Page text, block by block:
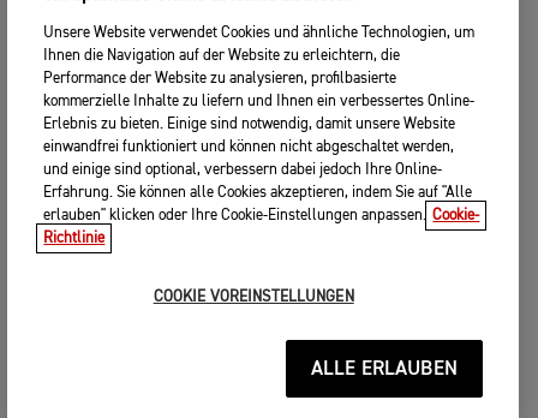
Unsere Website verwendet Cookies und ähnliche Technologien, um
Ihnen die Navigation auf der Website zu erleichtern, die
Performance der Website zu analysieren, profilbasierte
kommerzielle Inhalte zu liefern und Ihnen ein verbessertes Online-
Erlebnis zu bieten. Einige sind notwendig, damit unsere Website
einwandfrei funktioniert und können nicht abgeschaltet werden,
und einige sind optional, verbessern dabei jedoch Ihre Online-
Erfahrung. Sie können alle Cookies akzeptieren, indem Sie auf "Alle
erlauben" klicken oder Ihre Cookie-Einstellungen anpassen. Cookie-
Richtlinie
COOKIE VOREINSTELLUNGEN
ALLE ERLAUBEN